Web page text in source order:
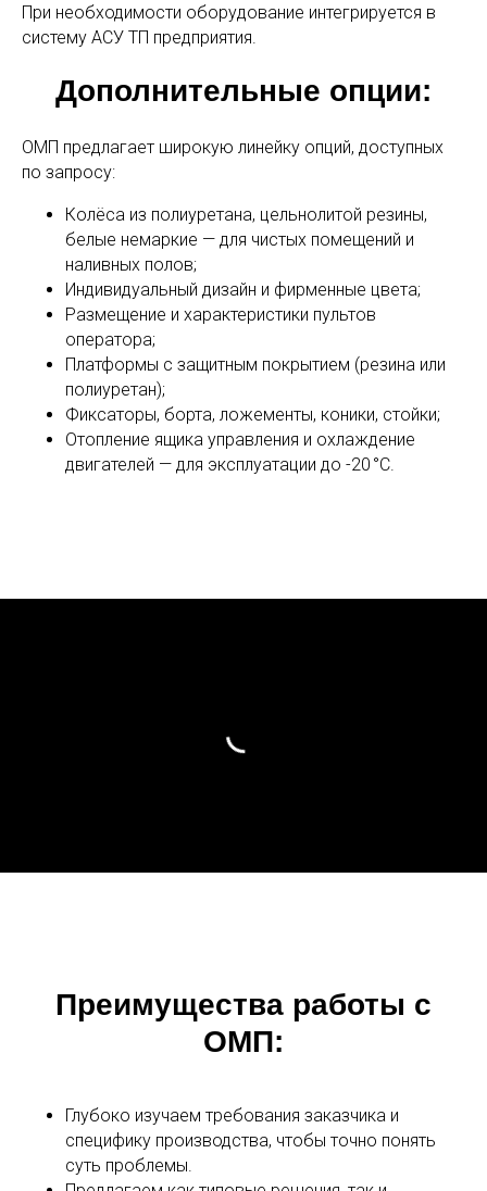
При необходимости оборудование интегрируется в
систему АСУ ТП предприятия.
Дополнительные опции:
ОМП предлагает широкую линейку опций, доступных
по запросу:
Колёса из полиуретана, цельнолитой резины,
белые немаркие — для чистых помещений и
наливных полов;
Индивидуальный дизайн и фирменные цвета;
Размещение и характеристики пультов
оператора;
Платформы с защитным покрытием (резина или
полиуретан);
Фиксаторы, борта, ложементы, коники, стойки;
Отопление ящика управления и охлаждение
двигателей — для эксплуатации до -20 °C.
Преимущества работы с
ОМП:
Глубоко изучаем требования заказчика и
специфику производства, чтобы точно понять
суть проблемы.